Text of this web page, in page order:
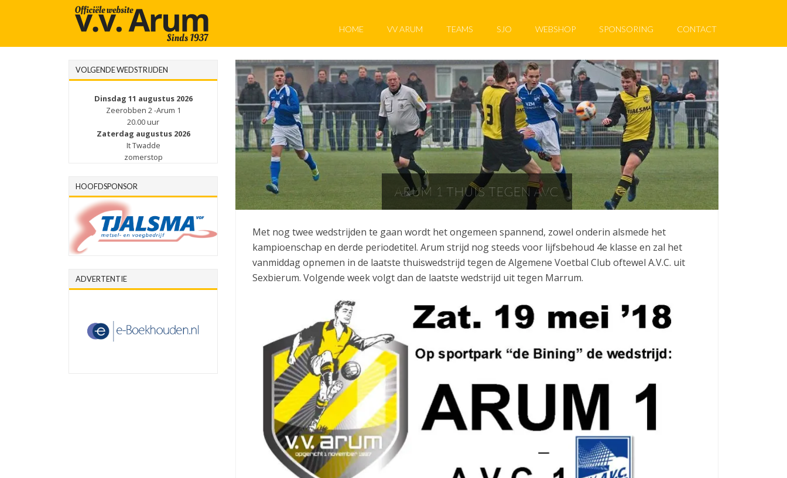
HOME VV ARUM TEAMS SJO WEBSHOP SPONSORING CONTACT
ARUM 1 THUIS TEGEN AVC
Met nog twee wedstrijden te gaan wordt het ongemeen spannend, zowel onderin alsmede het
kampioenschap en derde periodetitel. Arum strijd nog steeds voor lijfsbehoud 4e klasse en zal het
vanmiddag opnemen in de laatste thuiswedstrijd tegen de Algemene Voetbal Club oftewel A.V.C. uit
Sexbierum. Volgende week volgt dan de laatste wedstrijd uit tegen Marrum.
VOLGENDE WEDSTRIJDEN
Dinsdag 11 augustus 2026
Zeerobben 2 -Arum 1
20.00 uur
Zaterdag augustus 2026
It Twadde
zomerstop
HOOFDSPONSOR
ADVERTENTIE